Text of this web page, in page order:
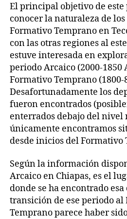
El principal objetivo de este
conocer la naturaleza de
Formativo Temprano en
con las otras regiones al
estuve interesada en
periodo Arcaico (2000-1850
Formativo Temprano (1800-
Desafortunadamente los
fueron encontrados
enterrados debajo del nivel
únicamente encontramos
desde inicios del Formativo
Según la información
Arcaico en Chiapas, es el
donde se ha encontrado
transición de ese periodo al
Temprano parece haber